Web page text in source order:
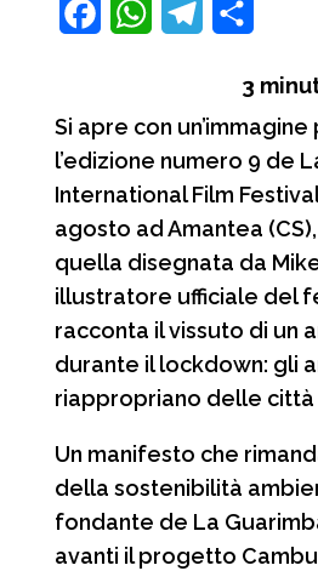
e
o
o
k
W
t
A
p
p
e
r
a
m
n
d
i
v
i
d
i
3
Si apre con un’immagine
l’edizione numero 9 de
International Film
agosto ad Amantea
quella disegnata da
illustratore ufficiale del
racconta il vissuto di un
durante il lockdown: gli
riappropriano delle
Un manifesto che
della sostenibilità
fondante de La
avanti il progetto